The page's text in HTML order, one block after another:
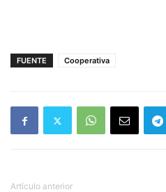
FUENTE Cooperativa
Artículo anterior